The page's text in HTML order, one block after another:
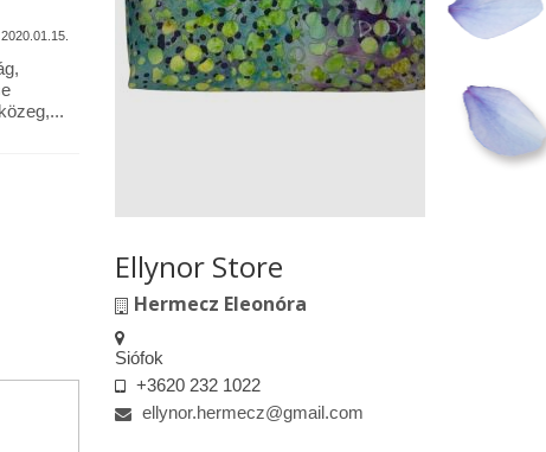
2020.01.15.
A termékek tisztítása
2020.01.13.
Alapanyagok: Tilda pamutvászon,
designer pamutvászon, lenvászon,
Kedves
Ellynor Store
Hermecz Eleonóra
Siófok
+3620 232 1022
ellynor.hermecz@gmail.com